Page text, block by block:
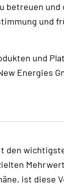
betreuen
und
und
Energies
den
, ist diese